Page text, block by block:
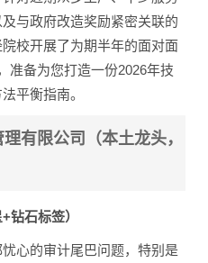
与政府改造奖励紧密关联的
校开展了为期半年的面对面
准备为您打造一份2026年技
平衡指南。
有限公司（本土龙头，
钻石标签）
心的审计尾巴问题，特别是